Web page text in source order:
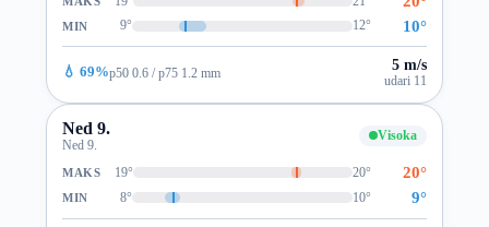
MIN 9° 12° 10°
💧 69%p50 0.6 / p75 1.2 mm 5 m/s
udari 11
Ned 9.
Ned 9.
Visoka
MAKS 19° 20° 20°
MIN 8° 10° 9°